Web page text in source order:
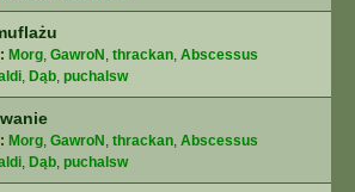
Morg, GawroN , thrackan, Abscessus
, Dąb, puchalsw
Morg, GawroN , thrackan, Abscessus
, Dąb, puchalsw